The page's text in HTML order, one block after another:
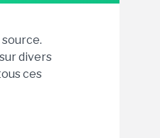
divers
ces